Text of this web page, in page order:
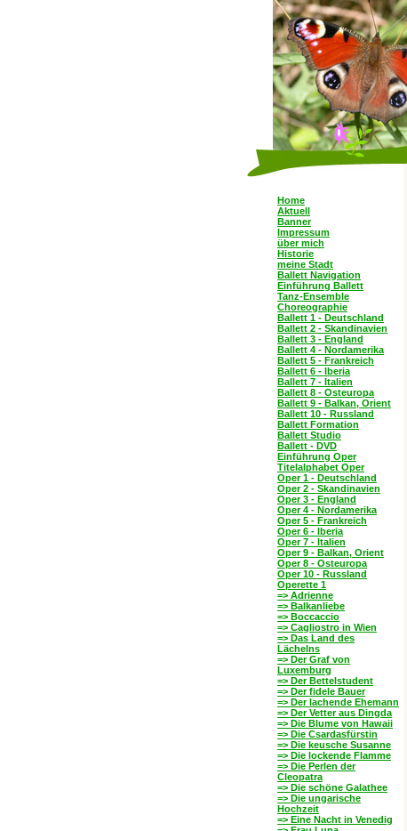
Home
Aktuell
Banner
Impressum
über mich
Historie
meine Stadt
Ballett Navigation
Einführung Ballett
Tanz-Ensemble
Choreographie
Ballett 1 - Deutschland
Ballett 2 - Skandinavien
Ballett 3 - England
Ballett 4 - Nordamerika
Ballett 5 - Frankreich
Ballett 6 - Iberia
Ballett 7 - Italien
Ballett 8 - Osteuropa
Ballett 9 - Balkan, Orient
Ballett 10 - Russland
Ballett Formation
Ballett Studio
Ballett - DVD
Einführung Oper
Titelalphabet Oper
Oper 1 - Deutschland
Oper 2 - Skandinavien
Oper 3 - England
Oper 4 - Nordamerika
Oper 5 - Frankreich
Oper 6 - Iberia
Oper 7 - Italien
Oper 9 - Balkan, Orient
Oper 8 - Osteuropa
Oper 10 - Russland
Operette 1
=> Adrienne
=> Balkanliebe
=> Boccaccio
=> Cagliostro in Wien
=> Das Land des
Lächelns
=> Der Graf von
Luxemburg
=> Der Bettelstudent
=> Der fidele Bauer
=> Der lachende Ehemann
=> Der Vetter aus Dingda
=> Die Blume von Hawaii
=> Die Csardasfürstin
=> Die keusche Susanne
=> Die lockende Flamme
=> Die Perlen der
Cleopatra
=> Die schöne Galathee
=> Die ungarische
Hochzeit
=> Eine Nacht in Venedig